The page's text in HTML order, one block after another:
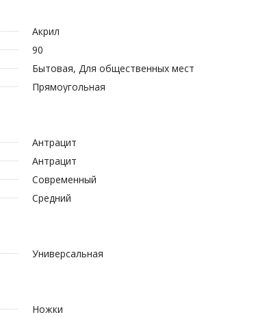
Акрил
90
Бытовая, Для общественных мест
Прямоугольная
Антрацит
Антрацит
Современный
Средний
Универсальная
Ножки